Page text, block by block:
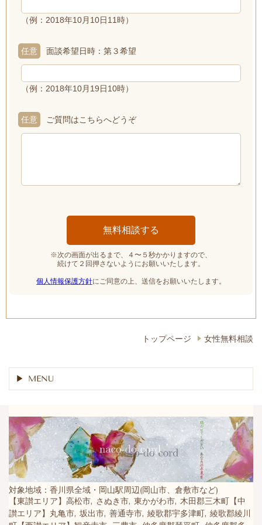
（例：2018年10月10日11時）
面談希望日時：第３希望
任意
（例：2018年10月19日10時）
ご質問はこちらへどうぞ
任意
※次の画面が出るまで、４〜５秒かかりますので、
続けて２回押さないようにお願いいたします。
個人情報保護方針にご同意の上、送信をお願いいたします。
トップページ 女性無料相談
MENU
対象地域：香川県全域・岡山駅周辺(岡山市、倉敷市など)
【東讃エリア】高松市, さぬき市, 東かがわ市, 木田郡三木町【中
讃エリア】丸亀市, 坂出市, 善通寺市, 綾歌郡宇多津町, 綾歌郡綾川